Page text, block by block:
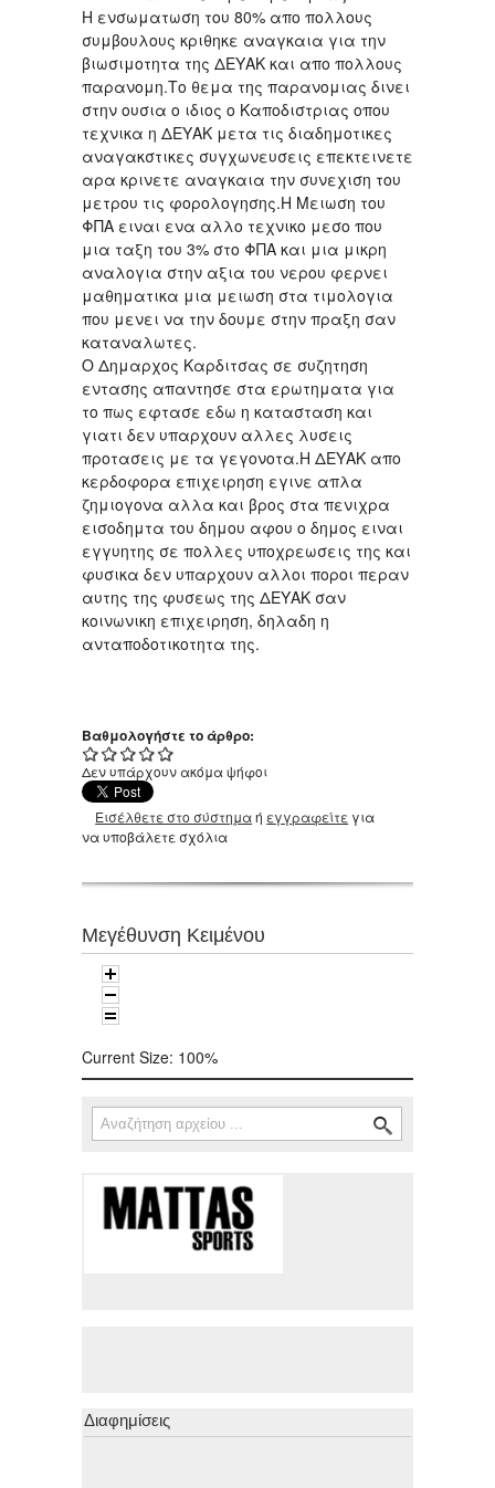
Η ενσωματωση του 80% απο πολλους
συμβουλους κριθηκε αναγκαια για την
βιωσιμοτητα της ΔΕΥΑΚ και απο πολλους
παρανομη.Το θεμα της παρανομιας δινει
στην ουσια ο ιδιος ο Καποδιστριας οπου
τεχνικα η ΔΕΥΑΚ μετα τις διαδημοτικες
αναγακστικες συγχωνευσεις επεκτεινετε
αρα κρινετε αναγκαια την συνεχιση του
μετρου τις φορολογησης.Η Μειωση του
ΦΠΑ ειναι ενα αλλο τεχνικο μεσο που
μια ταξη του 3% στο ΦΠΑ και μια μικρη
αναλογια στην αξια του νερου φερνει
μαθηματικα μια μειωση στα τιμολογια
που μενει να την δουμε στην πραξη σαν
καταναλωτες.
Ο Δημαρχος Καρδιτσας σε συζητηση
εντασης απαντησε στα ερωτηματα για
το πως εφτασε εδω η κατασταση και
γιατι δεν υπαρχουν αλλες λυσεις
προτασεις με τα γεγονοτα.Η ΔΕΥΑΚ απο
κερδοφορα επιχειρηση εγινε απλα
ζημιογονα αλλα και βρος στα πενιχρα
εισοδημτα του δημου αφου ο δημος ειναι
εγγυητης σε πολλες υποχρεωσεις της και
φυσικα δεν υπαρχουν αλλοι ποροι περαν
αυτης της φυσεως της ΔΕΥΑΚ σαν
κοινωνικη επιχειρηση, δηλαδη η
ανταποδοτικοτητα της.
Βαθμολογήστε το άρθρο:
Δεν υπάρχουν ακόμα ψήφοι
Εισέλθετε στο σύστημαή εγγραφείτε για
να υποβάλετε σχόλια
Μεγέθυνση Κειμένου
Current Size: 100%
Φόρμα αναζήτησης
Αναζήτηση
Διαφημίσεις